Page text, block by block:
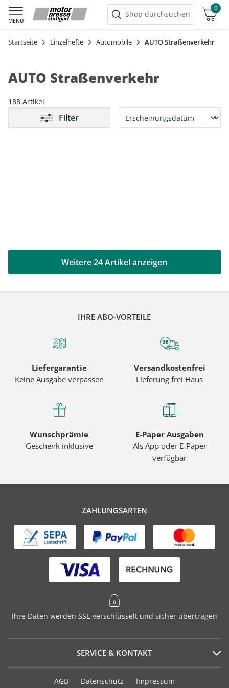
MENÜ
Shop durchsuchen
0
Warenkorb
Startseite Einzelhefte Automobile AUTO Straßenverkehr
AUTO Straßenverkehr
188 Artikel
Filter
Weitere 24 Artikel anzeigen
IHRE ABO-VORTEILE
Liefergarantie
Keine Ausgabe verpassen
Versandkostenfrei
Lieferung frei Haus
Wunschprämie
Geschenk inklusive
E-Paper Ausgaben
Als App oder E-Paper
verfügbar
ZAHLUNGSARTEN
Ihre Daten werden SSL-verschlüsselt und sicher übertragen
SERVICE & KONTAKT
Serviceportal
AGB Datenschutz Impressum